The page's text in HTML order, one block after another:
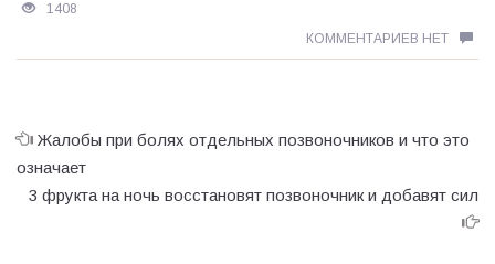
1408
КОММЕНТАРИЕВ НЕТ
Жалобы при болях отдельных позвоночников и что это
означает
3 фрукта на ночь восстановят позвоночник и добавят сил